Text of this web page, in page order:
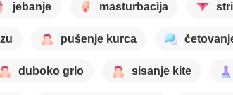
jebanje masturbacija
pušenje kurca
duboko grlo sisanje kite